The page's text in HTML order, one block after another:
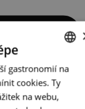
CZECH
ENGLISH
gastronomií na
cookies. Ty
na webu,